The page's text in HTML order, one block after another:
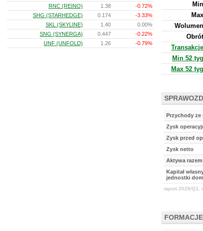
Transakcje
Min 52 tyg
Max 52 tyg
Przychody ze
Zysk
Zysk przed
Zysk netto
Aktywa razem
Kapitał
jednostki
raport 2026/Q1,
RNC (REINO)
1.38
-0.72%
SHG (STARHEDGE)
0.174
-3.33%
SKL (SKYLINE)
1.40
0.00%
SNG (SYNERGA)
0.447
-0.22%
UNF (UNFOLD)
1.26 -0.79%